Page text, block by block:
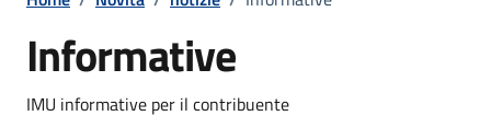
Informative
Dettagli della notizia
IMU informative per il contribuente